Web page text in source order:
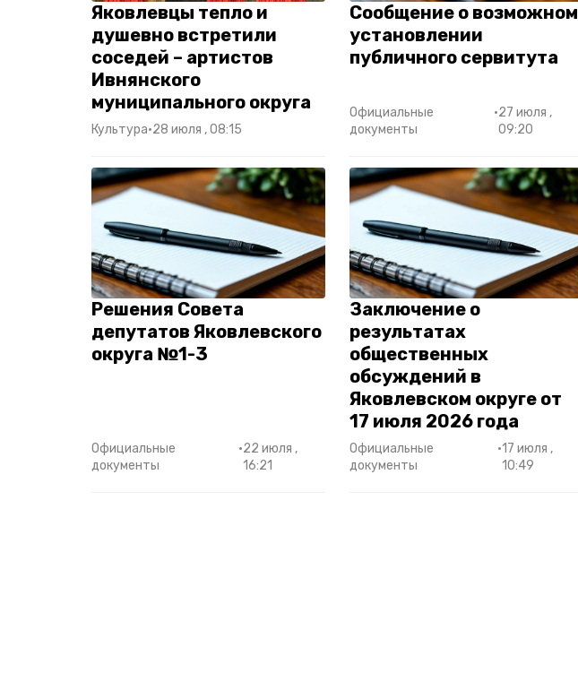
Яковлевцы тепло и
душевно встретили
соседей – артистов
Ивнянского
муниципального округа
Культура•28 июля , 08:15
Сообщение о возможном
установлении
публичного сервитута
Официальные
документы
•27 июля ,
09:20
Решения Совета
депутатов Яковлевского
округа №1-3
Официальные
документы
•22 июля ,
16:21
Заключение о
результатах
общественных
обсуждений в
Яковлевском округе от
17 июля 2026 года
Официальные
документы
•17 июля ,
10:49